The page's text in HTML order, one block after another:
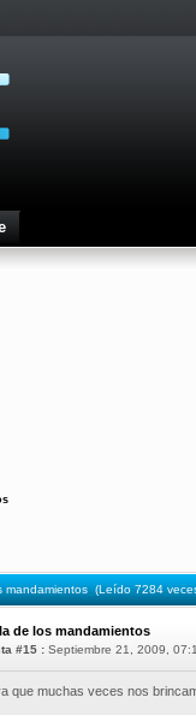
mandamientos (Leído 7284
de los mandamientos
#15 : Septiembre 21, 2009,
que muchas veces nos